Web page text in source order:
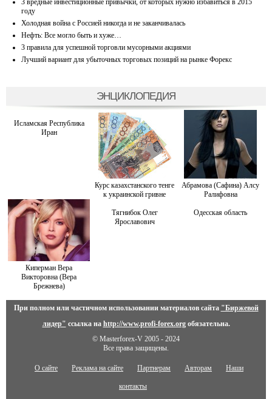
году
Холодная война с Россией никогда и не заканчивалась
Нефть: Все могло быть и хуже…
3 правила для успешной торговли мусорными акциями
Лучший вариант для убыточных торговых позиций на рынке Форекс
ЭНЦИКЛОПЕДИЯ
Исламская Республика
Иран
Курс казахстанского тенге
к украинской гривне
Абрамова (Сафина) Алсу
Ралифовна
Киперман Вера
Викторовна (Вера
Брежнева)
Тягнибок Олег
Ярославович
Одесская область
При полном или частичном использовании материалов сайта "Биржевой
лидер" ссылка на http://www.profi-forex.orgобязательна.
© Masterforex-V 2005 - 2024
Все права защищены.
О сайте Реклама на сайте Партнерам Авторам Наши
контакты